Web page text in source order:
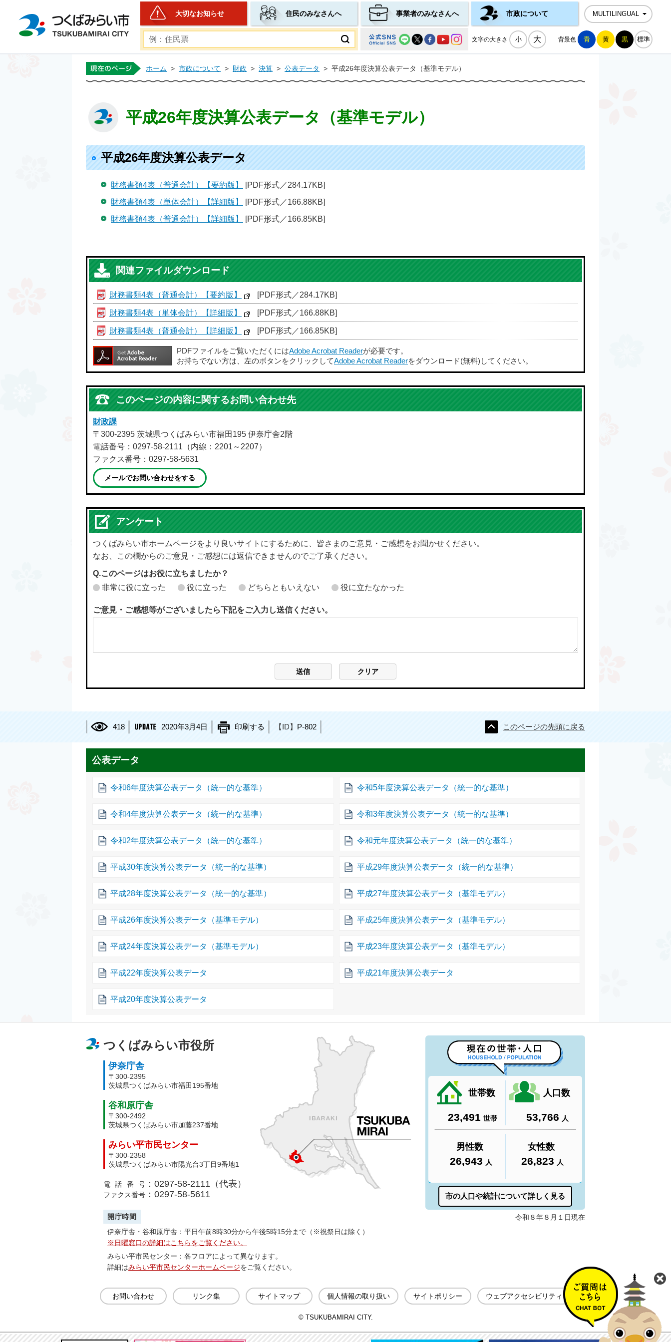
つくばみらい市公式ホームページ
大切なお知らせ 住民のみなさんへ 事業者のみなさんへ 市政について MULTILINGUAL
文字の大きさ 小 大 背景色 青 黄 黒 標準
ホーム > 市政について > 財政 > 決算 > 公表データ > 平成26年度決算公表データ（基準モデル）
平成26年度決算公表データ（基準モデル）
平成26年度決算公表データ
財務書類4表（普通会計）【要約版】
[PDF形式／284.17KB]
財務書類4表（単体会計）【詳細版】
[PDF形式／166.88KB]
財務書類4表（普通会計）【詳細版】
[PDF形式／166.85KB]
関連ファイルダウンロード
財務書類4表（普通会計）【要約版】 [PDF形式／284.17KB]
財務書類4表（単体会計）【詳細版】 [PDF形式／166.88KB]
財務書類4表（普通会計）【詳細版】 [PDF形式／166.85KB]
PDFファイルをご覧いただくにはAdobe Acrobat Readerが必要です。
お持ちでない方は、左のボタンをクリックしてAdobe Acrobat Readerをダウンロード(無料)してください。
このページの内容に関するお問い合わせ先
財政課
〒300-2395 茨城県つくばみらい市福田195 伊奈庁舎2階
電話番号：0297-58-2111（内線：2201～2207）
ファクス番号：0297-58-5631
メールでお問い合わせをする
アンケート
つくばみらい市ホームページをより良いサイトにするために、皆さまのご意見・ご感想をお聞かせください。
なお、この欄からのご意見・ご感想には返信できませんのでご了承ください。
Q.このページはお役に立ちましたか？
非常に役に立った
役に立った どちらともいえない 役に立たなかった
ご意見・ご感想等がございましたら下記をご入力し送信ください。
418 2020年3月4日 印刷する 【ID】 P-802 このページの先頭に戻る
公表データ
令和6年度決算公表データ（統一的な基準） 令和5年度決算公表データ（統一的な基準）
令和4年度決算公表データ（統一的な基準） 令和3年度決算公表データ（統一的な基準）
令和2年度決算公表データ（統一的な基準） 令和元年度決算公表データ（統一的な基準）
平成30年度決算公表データ（統一的な基準） 平成29年度決算公表データ（統一的な基準）
平成28年度決算公表データ（統一的な基準） 平成27年度決算公表データ（基準モデル）
平成26年度決算公表データ（基準モデル） 平成25年度決算公表データ（基準モデル）
平成24年度決算公表データ（基準モデル） 平成23年度決算公表データ（基準モデル）
平成22年度決算公表データ 平成21年度決算公表データ
平成20年度決算公表データ
つくばみらい市役所
伊奈庁舎
〒300-2395
茨城県つくばみらい市福田195番地
谷和原庁舎
〒300-2492
茨城県つくばみらい市加藤237番地
みらい平市民センター
〒300-2358
茨城県つくばみらい市陽光台3丁目9番地1
電話番号 ：0297-58-2111（代表）
ファクス番号 ：0297-58-5611
開庁時間
伊奈庁舎・谷和原庁舎：平日午前8時30分から午後5時15分まで（※祝祭日は除く）
※日曜窓口の詳細はこちらをご覧ください。
みらい平市民センター：各フロアによって異なります。
詳細はみらい平市民センターホームページをご覧ください。
お問い合わせ リンク集 サイトマップ 個人情報の取り扱い サイトポリシー ウェブアクセシビリティ
© TSUKUBAMIRAI CITY.